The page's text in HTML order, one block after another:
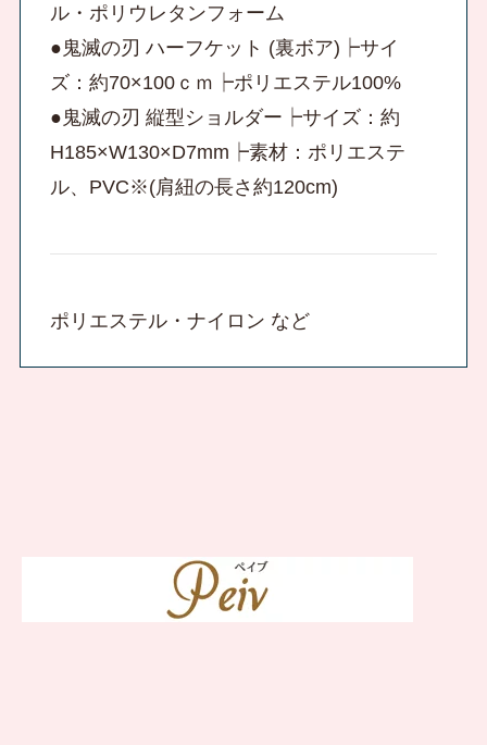
ル・ポリウレタンフォーム
●鬼滅の刃 ハーフケット (裏ボア)┝サイ
ズ：約70×100ｃｍ┝ポリエステル100%
●鬼滅の刃 縦型ショルダー┝サイズ：約
H185×W130×D7mm┝素材：ポリエステ
ル、PVC※(肩紐の長さ約120cm)
ポリエステル・ナイロン など